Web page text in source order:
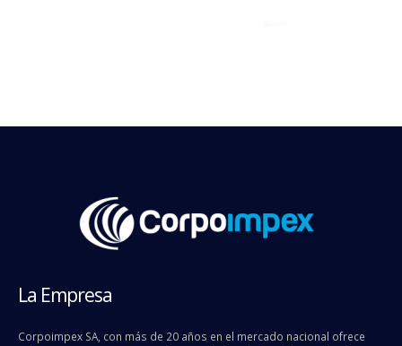
La Empresa
Corpoimpex SA, con más de 20 años en el mercado nacional ofrece